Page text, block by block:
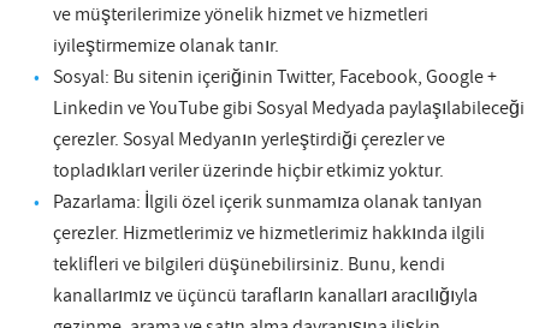
ve müşterilerimize yönelik hizmet ve hizmetleri
iyileştirmemize olanak tanır.
Sosyal: Bu sitenin içeriğinin Twitter, Facebook, Google +
Linkedin ve YouTube gibi Sosyal Medyada paylaşılabileceği
çerezler. Sosyal Medyanın yerleştirdiği çerezler ve
topladıkları veriler üzerinde hiçbir etkimiz yoktur.
Pazarlama: İlgili özel içerik sunmamıza olanak tanıyan
çerezler. Hizmetlerimiz ve hizmetlerimiz hakkında ilgili
teklifleri ve bilgileri düşünebilirsiniz. Bunu, kendi
kanallarımız ve üçüncü tarafların kanalları aracılığıyla